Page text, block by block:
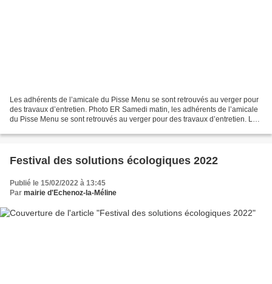
Les adhérents de l’amicale du Pisse Menu se sont retrouvés au verger pour
des travaux d’entretien. Photo ER Samedi matin, les adhérents de l’amicale
du Pisse Menu se sont retrouvés au verger pour des travaux d’entretien. Les
Festival des solutions écologiques 2022
Publié le 15/02/2022 à 13:45
Par mairie d'Echenoz-la-Méline